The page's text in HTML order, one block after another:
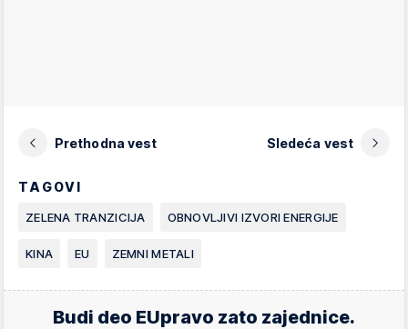
Prethodna vest Sledeća vest
TAGOVI
ZELENA TRANZICIJA OBNOVLJIVI IZVORI ENERGIJE
KINA EU ZEMNI METALI
Budi deo EUpravo zato zajednice.